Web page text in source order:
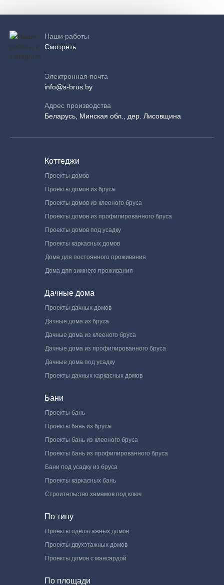
Наши работы
Смотреть
Электронная почта
info@s-brus.by
Адрес производства
Беларусь, Минская обл., дер. Лисовщина
Коттеджи
Проекты домов
Проекты домов из бруса
Проекты домов из клееного бруса
Проекты домов из профилированного бруса
Проекты домов под усадку
Проекты каркасных домов
Дома для постоянного проживания
Дома для зимнего проживания
Дачные дома
Проекты дачных домов
Дачные дома из бруса
Дачные дома из клееного бруса
Дачные дома из профилированного бруса
Дачные дома под усадку
Проекты дачных каркасных домов
Бани
Проекты бань
Проекты бань из бруса
Проекты бань из клееного бруса
Проекты бань из профилированного бруса
Бани под усадку из бруса
Проекты каркасных бань
Строительство хамамов под ключ
По типу
Проекты одноэтажных домов
Проекты двухэтажных домов
Проекты домов с мансардой
По площади